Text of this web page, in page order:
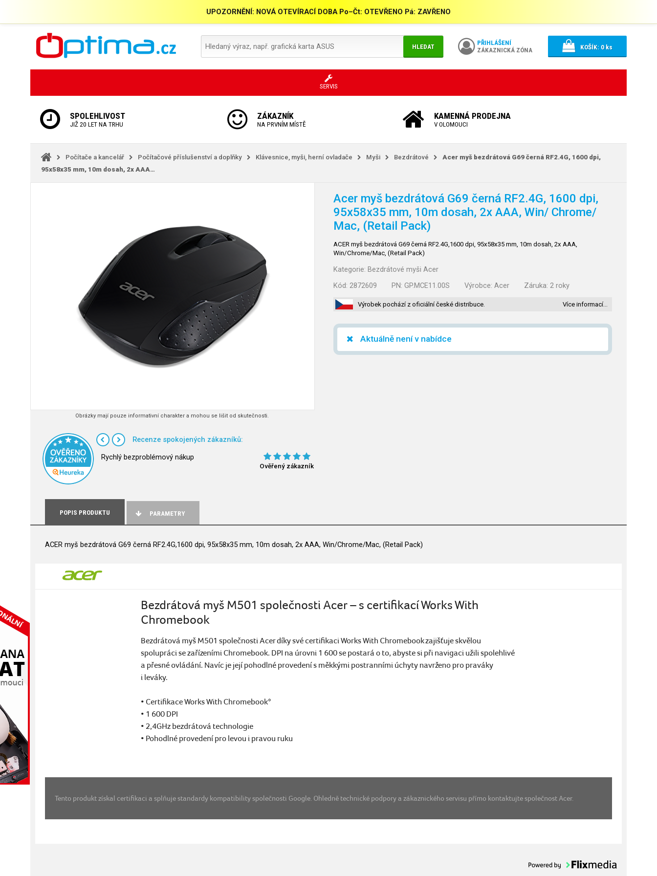
UPOZORNĚNÍ: NOVÁ OTEVÍRACÍ DOBA Po–Čt: OTEVŘENO Pá: ZAVŘENO
HLEDAT
PŘIHLÁŠENÍ
ZÁKAZNICKÁ ZÓNA
KOŠÍK: 0ks
SERVIS
SPOLEHLIVOST
JIŽ 20 LET NA TRHU
ZÁKAZNÍK
NA PRVNÍM MÍSTĚ
KAMENNÁ PRODEJNA
V OLOMOUCI
Počítače a kancelář Počítačové příslušenství a doplňky Klávesnice, myši, herní ovladače Myši Bezdrátové Acer myš bezdrátová G69 černá RF2.4G, 1600 dpi,
95x58x35 mm, 10m dosah, 2x AAA…
Obrázky mají pouze informativní charakter a mohou se lišit od skutečnosti.
Recenze spokojených zákazníků:
Rychlý bezproblémový nákup
Ověřený zákazník
Acer myš bezdrátová G69 černá RF2.4G, 1600 dpi,
95x58x35 mm, 10m dosah, 2x AAA, Win/ Chrome/
Mac, (Retail Pack)
ACER myš bezdrátová G69 černá RF2.4G,1600 dpi, 95x58x35 mm, 10m dosah, 2x AAA,
Win/Chrome/Mac, (Retail Pack)
Kategorie: Bezdrátové myši Acer
Kód: 2872609 PN: GP.MCE11.00S Výrobce: Acer Záruka: 2 roky
Výrobek pochází z oficiální české distribuce. Více informací…
Aktuálně není v nabídce
POPIS PRODUKTU PARAMETRY
ACER myš bezdrátová G69 černá RF2.4G,1600 dpi, 95x58x35 mm, 10m dosah, 2x AAA, Win/Chrome/Mac, (Retail Pack)
Bezdrátová myš M501 společnosti Acer – s certifikací Works With
Chromebook
Bezdrátová myš M501 společnosti Acer díky své certifikaci Works With Chromebook zajišťuje skvělou
spolupráci se zařízeními Chromebook. DPI na úrovni 1 600 se postará o to, abyste si při navigaci užili spolehlivé
a přesné ovládání. Navíc je její pohodlné provedení s měkkými postranními úchyty navrženo pro praváky
i leváky.
• Certifikace Works With Chromebook*
• 1 600 DPI
• 2,4GHz bezdrátová technologie
• Pohodlné provedení pro levou i pravou ruku
Tento produkt získal certifikaci a splňuje standardy kompatibility společnosti Google. Ohledně technické podpory a zákaznického servisu přímo kontaktujte společnost Acer.